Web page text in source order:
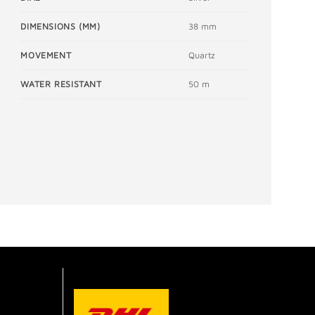
DIMENSIONS (MM) 38 mm
MOVEMENT Quartz
WATER RESISTANT 50 m